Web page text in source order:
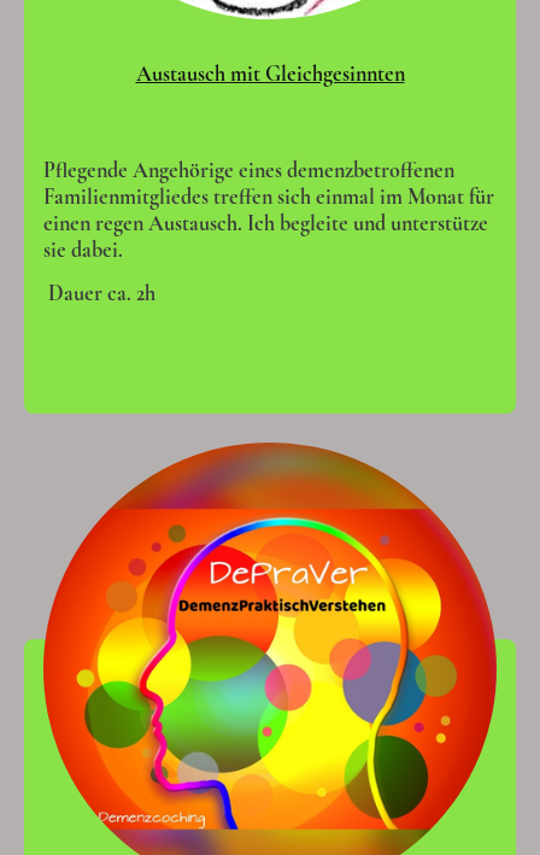
Austausch mit Gleichgesinnten
Pflegende Angehörige eines demenzbetroffenen
Familienmitgliedes treffen sich einmal im Monat für
einen regen Austausch. Ich begleite und unterstütze
sie dabei.
Dauer ca. 2h